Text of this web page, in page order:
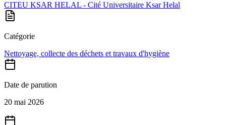
CITEU KSAR HELAL - Cité Universitaire Ksar Helal
Catégorie
Nettoyage, collecte des déchets et travaux d'hygiène
Date de parution
20 mai 2026